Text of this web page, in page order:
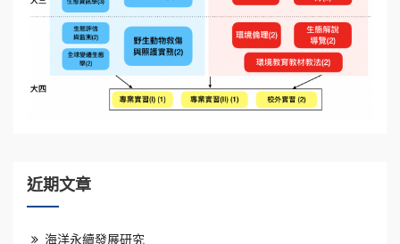
近期文章
海洋永續發展研究